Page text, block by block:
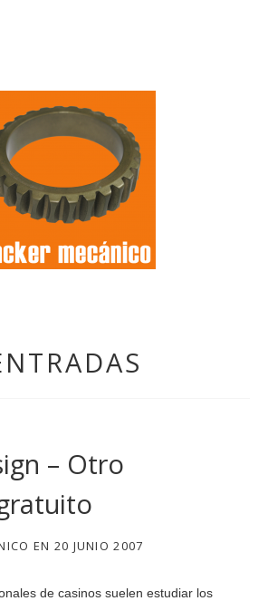
– Otro
EN 20 JUNIO 2007
de casinos suelen estudiar los